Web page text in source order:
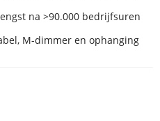
na >90.000 bedrijfsuren
M-dimmer en ophanging